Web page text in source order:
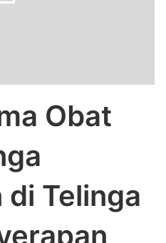
Obat
di Telinga